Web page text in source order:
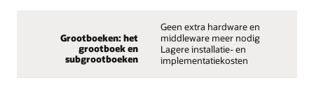
Grootboeken: het
grootboek en
subgrootboeken
Geen extra hardware en
middleware meer nodig
Lagere installatie- en
implementatiekosten